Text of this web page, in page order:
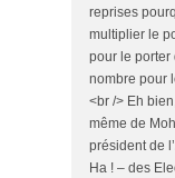
reprises
multiplier le
pour le porter
nombre pour
<br /> Eh
même de
président de
Ha ! – des